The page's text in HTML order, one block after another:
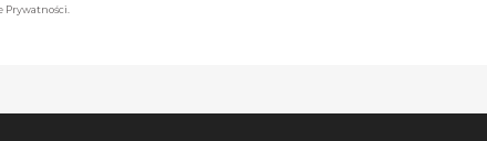
Prywatności.